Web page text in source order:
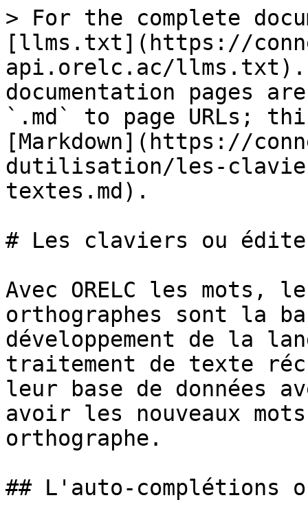
> For the complete
[llms.txt](https://
api.orelc.ac/llms.txt).
documentation pages
`.md` to page URLs;
[Markdown](https://
dutilisation/les-
textes.md).
# Les claviers ou
Avec ORELC les mots,
orthographes sont la
développement de la
traitement de texte
leur base de données
avoir les nouveaux
orthographe.
## L'auto-complétions